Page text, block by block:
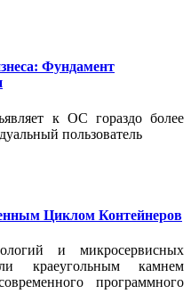
Фундамент
к ОС гораздо более
пользователь
Циклом Контейнеров
и микросервисных
краеугольным камнем
программного